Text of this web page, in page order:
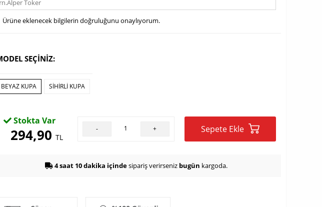
Ürüne eklenecek bilgilerin doğruluğunu onaylıyorum.
SEÇİNİZ:
BEYAZ KUPA SİHİRLİ KUPA
Stokta Var
294,90TL
- + Sepete Ekle
4 saat 10 dakika içindesipariş verirseniz bugün kargoda.